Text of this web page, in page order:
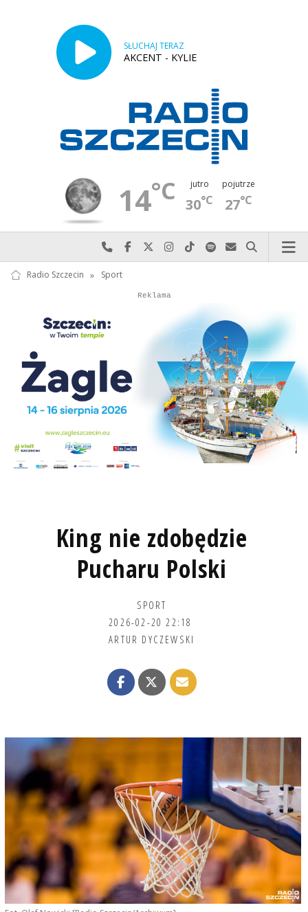
SŁUCHAJ TERAZ
AKCENT - KYLIE
14°C jutro
30°C
pojutrze
27°C
Najlepiej po prostu do nas zadzwoń
Odwiedź nas na Facebook-u
Odwiedź nas na X
Odwiedź nas na Instagram-ie
Odwiedź nas na TikTok-u
Szukaj nas na Spotify
Wyślij do nas
Szukaj
Radio Szczecin » Sport
Autopromocja
Reklama
King nie zdobędzie
Pucharu Polski
SPORT
2026-02-20 22:18
ARTUR DYCZEWSKI